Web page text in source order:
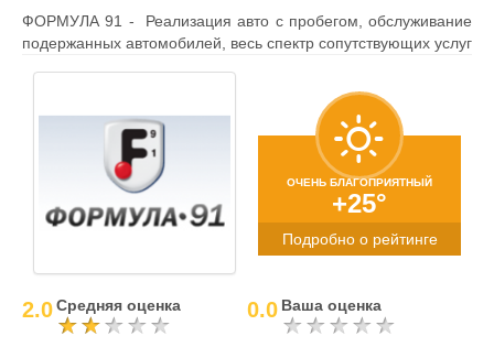
ФОРМУЛА 91 - Реализация авто с пробегом, обслуживание
подержанных автомобилей, весь спектр сопутствующих услуг
ОЧЕНЬ БЛАГОПРИЯТНЫЙ
+25°
Подробно о рейтинге
2.0Средняя оценка 0.0 Ваша оценка